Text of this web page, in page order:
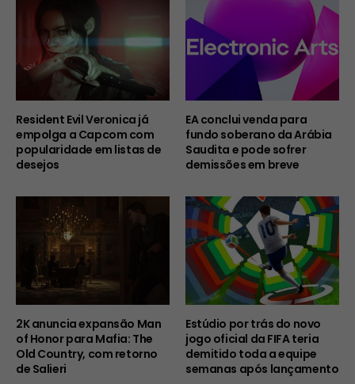
Resident Evil Veronica já
empolga a Capcom com
popularidade em listas de
desejos
EA conclui venda para
fundo soberano da Arábia
Saudita e pode sofrer
demissões em breve
2K anuncia expansão Man
of Honor para Mafia: The
Old Country, com retorno
de Salieri
Estúdio por trás do novo
jogo oficial da FIFA teria
demitido toda a equipe
semanas após lançamento